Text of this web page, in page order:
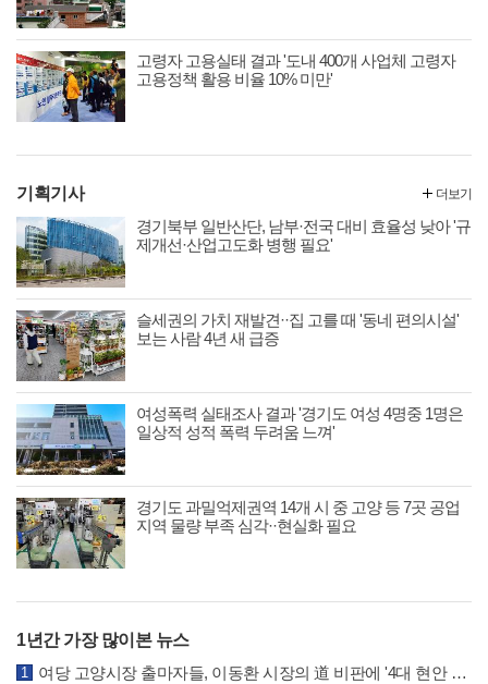
고령자 고용실태 결과 '도내 400개 사업체 고령자
고용정책 활용 비율 10% 미만'
기획기사
경기북부 일반산단, 남부·전국 대비 효율성 낮아 '규
제개선·산업고도화 병행 필요'
슬세권의 가치 재발견··집 고를 때 '동네 편의시설'
보는 사람 4년 새 급증
여성폭력 실태조사 결과 '경기도 여성 4명중 1명은
일상적 성적 폭력 두려움 느껴'
경기도 과밀억제권역 14개 시 중 고양 등 7곳 공업
지역 물량 부족 심각··현실화 필요
더보기
1년간 가장 많이본 뉴스
여당 고양시장 출마자들, 이동환 시장의 道 비판에 '4대 현안 실패는 본인 무능 결과'